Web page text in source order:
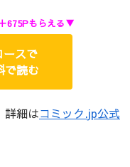
675Pもらえる▼
ースで
で読む
詳細はコミック.jp公式